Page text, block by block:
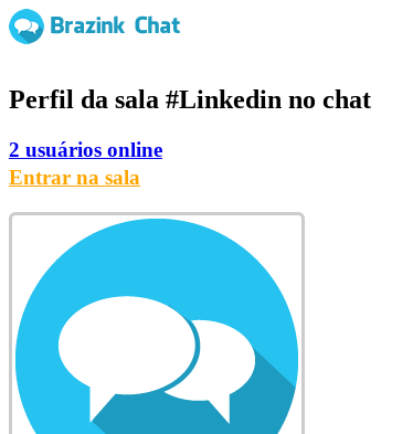
Perfil da sala #Linkedin no chat
2 usuários online
Entrar na sala